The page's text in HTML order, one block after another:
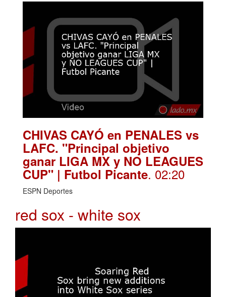
CHIVAS CAYÓ en PENALES vs
LAFC. "Principal objetivo
ganar LIGA MX y NO LEAGUES
CUP" | Futbol Picante. 02:20
ESPN Deportes
red sox - white sox